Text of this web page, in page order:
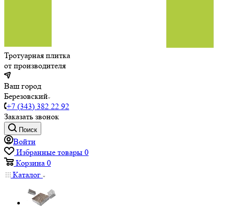
Тротуарная плитка
от производителя
Ваш город
Березовский
+7 (343) 382 22 92
Заказать звонок
Поиск
Войти
Избранные товары 0
Корзина 0
Каталог